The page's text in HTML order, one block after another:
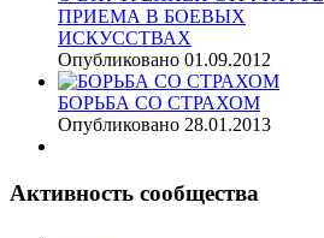
ПРИЕМА В БОЕВЫХ
ИСКУССТВАХ
Опубликовано 01.09.2012
БОРЬБА СО СТРАХОМ
Опубликовано 28.01.2013
Активность сообщества